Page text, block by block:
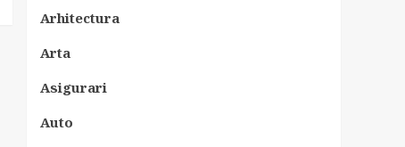
Arhitectura
Arta
Asigurari
Auto